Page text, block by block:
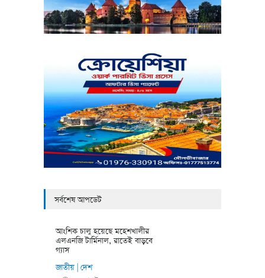
সর্বশেষ আপডেট
আংশিক চালু হয়েছে মহেশখালীর
এলএনজি টার্মিনাল, রাতেই বাড়বে
গ্যাস
জাতীয় দেশ